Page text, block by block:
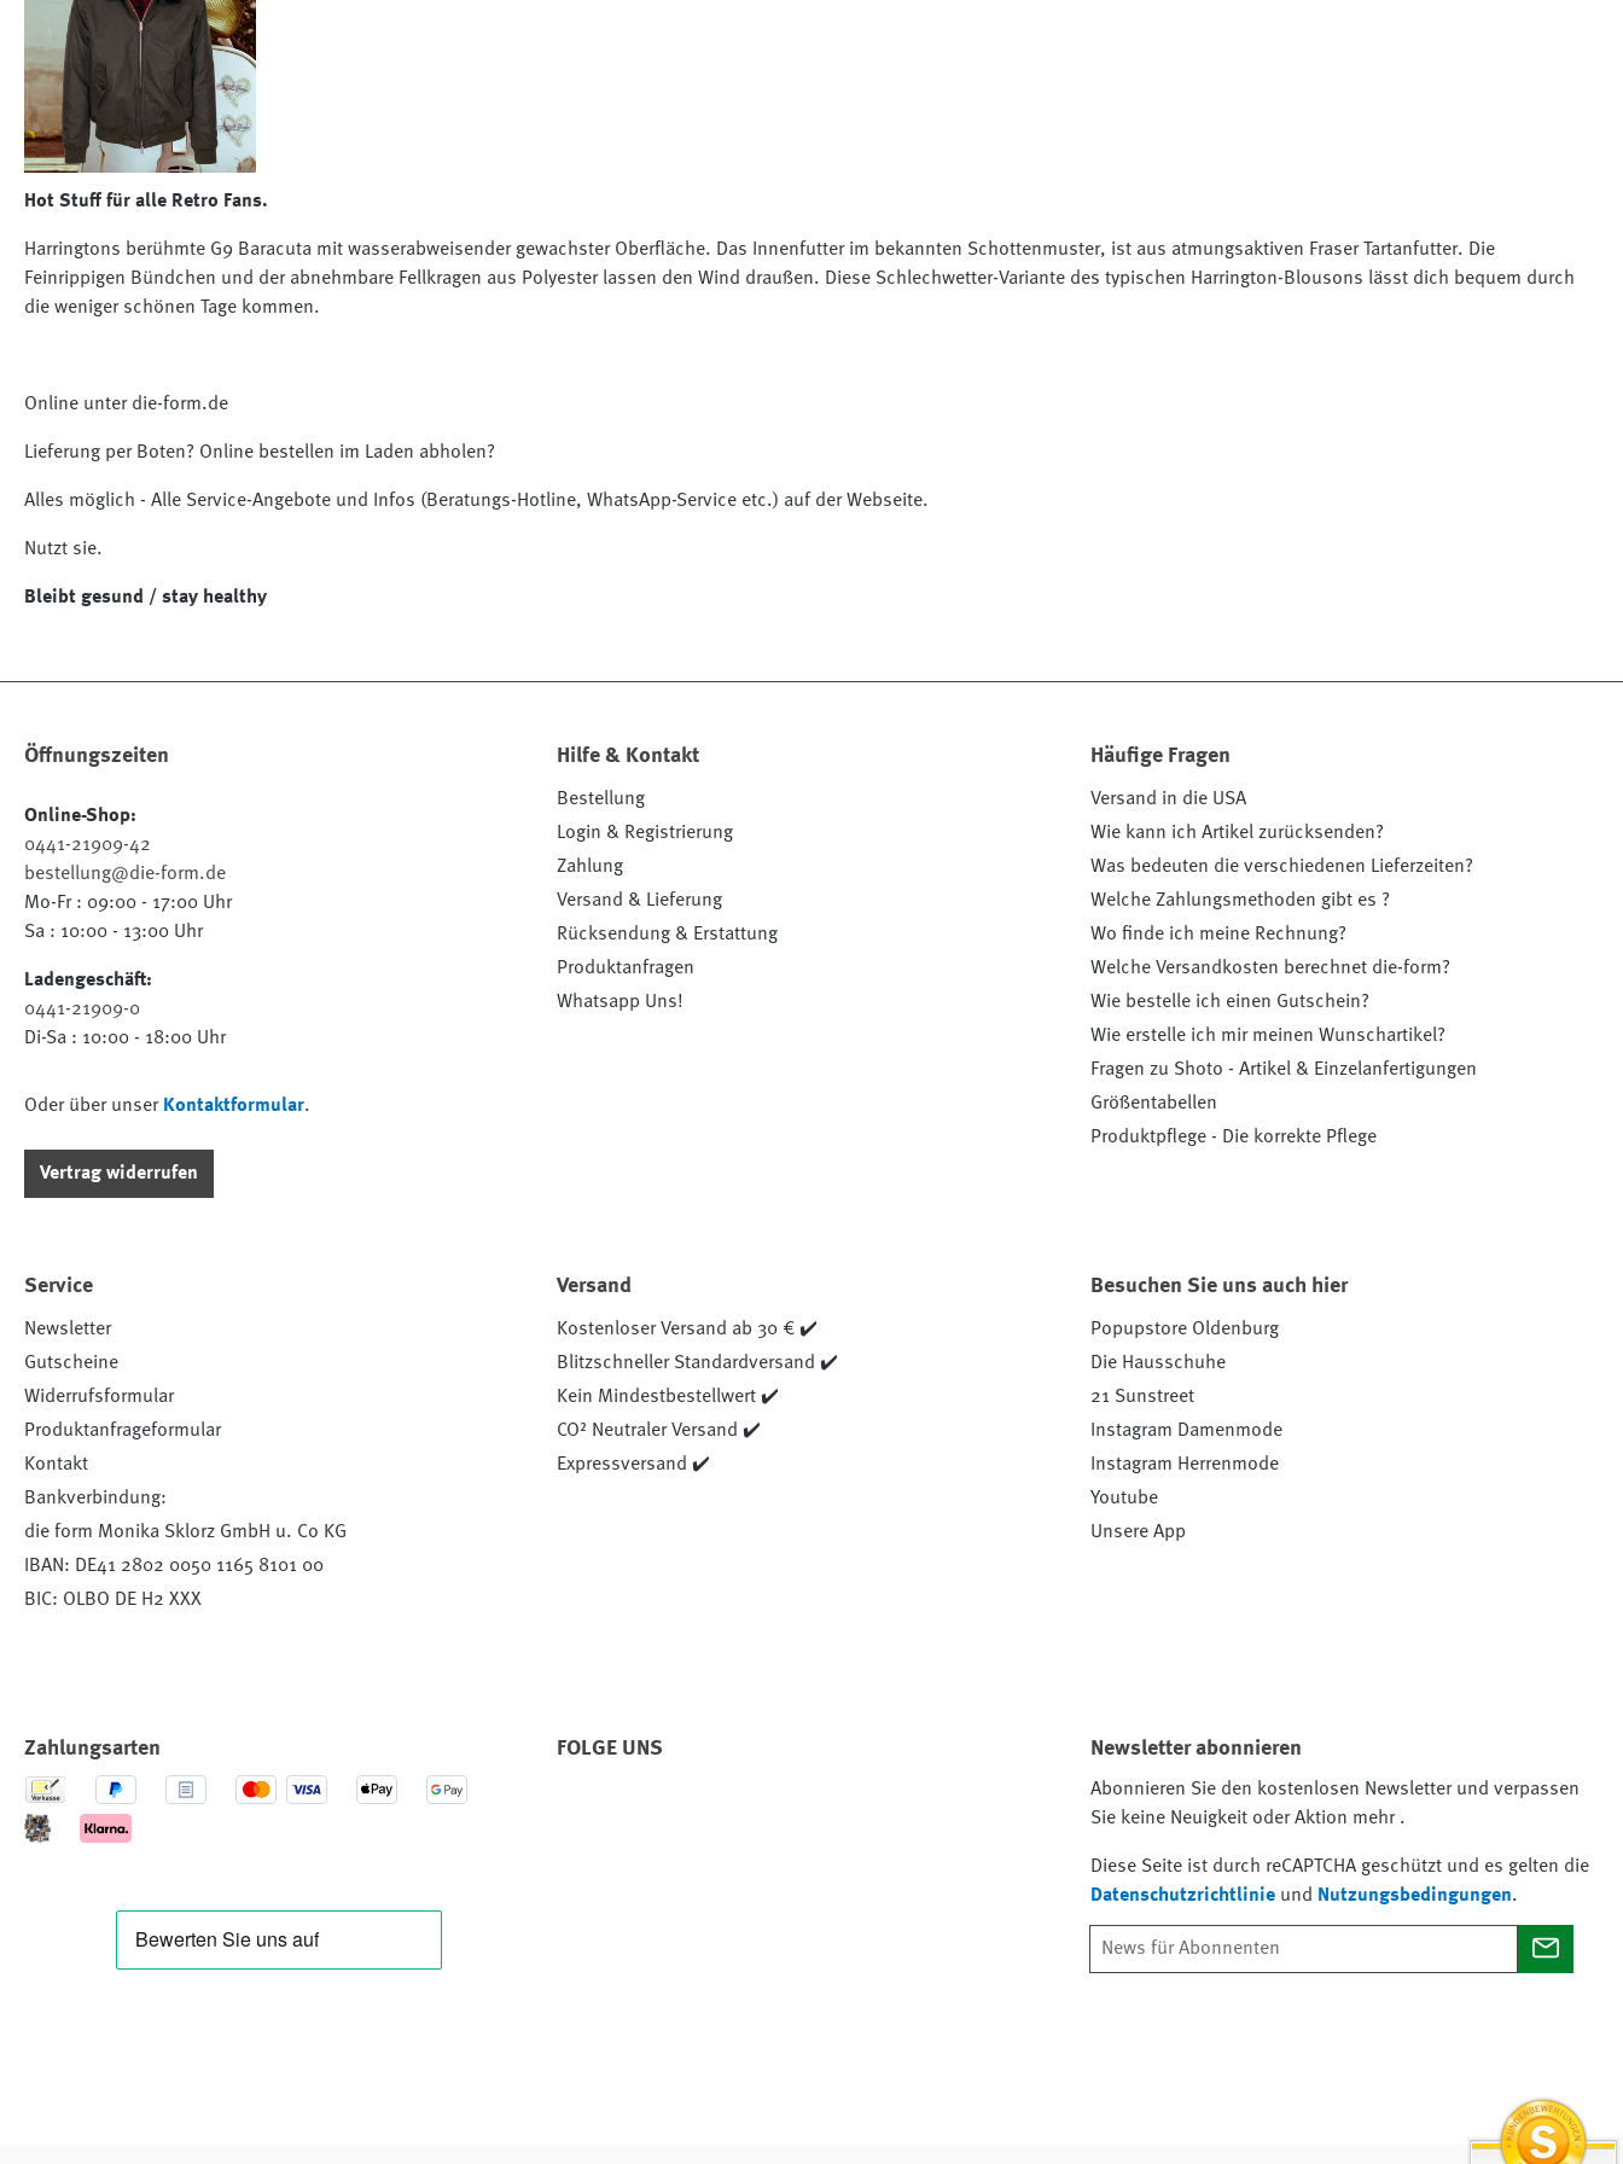
Hot Stuff für alle Retro Fans.
Harringtons berühmte G9 Baracuta mit wasserabweisender gewachster Oberfläche. Das Innenfutter im bekannten Schottenmuster, ist aus atmungsaktiven Fraser Tartanfutter. Die
Feinrippigen Bündchen und der abnehmbare Fellkragen aus Polyester lassen den Wind draußen. Diese Schlechwetter-Variante des typischen Harrington-Blousons lässt dich bequem durch
die weniger schönen Tage kommen.
Online unter die-form.de
Lieferung per Boten? Online bestellen im Laden abholen?
Alles möglich - Alle Service-Angebote und Infos (Beratungs-Hotline, WhatsApp-Service etc.) auf der Webseite.
Nutzt sie.
Bleibt gesund / stay healthy
Öffnungszeiten
Online-Shop:
0441-21909-42
bestellung@die-form.de
Mo-Fr : 09:00 - 17:00 Uhr
Sa : 10:00 - 13:00 Uhr
Ladengeschäft:
0441-21909-0
Di-Sa : 10:00 - 18:00 Uhr
Oder über unser Kontaktformular.
Vertrag widerrufen
Hilfe & Kontakt
Bestellung
Login & Registrierung
Zahlung
Versand & Lieferung
Rücksendung & Erstattung
Produktanfragen
Whatsapp Uns!
Häufige Fragen
Versand in die USA
Wie kann ich Artikel zurücksenden?
Was bedeuten die verschiedenen Lieferzeiten?
Welche Zahlungsmethoden gibt es ?
Wo finde ich meine Rechnung?
Welche Versandkosten berechnet die-form?
Wie bestelle ich einen Gutschein?
Wie erstelle ich mir meinen Wunschartikel?
Fragen zu Shoto - Artikel & Einzelanfertigungen
Größentabellen
Produktpflege - Die korrekte Pflege
Service
Newsletter
Gutscheine
Widerrufsformular
Produktanfrageformular
Kontakt
Bankverbindung:
die form Monika Sklorz GmbH u. Co KG
IBAN: DE41 2802 0050 1165 8101 00
BIC: OLBO DE H2 XXX
Versand
Kostenloser Versand ab 30 € ✔️
Blitzschneller Standardversand ✔️
Kein Mindestbestellwert ✔️
CO² Neutraler Versand ✔️
Expressversand ✔️
Besuchen Sie uns auch hier
Popupstore Oldenburg
Die Hausschuhe
21 Sunstreet
Instagram Damenmode
Instagram Herrenmode
Youtube
Unsere App
Zahlungsarten FOLGE UNS Newsletter abonnieren
Abonnieren Sie den kostenlosen Newsletter und verpassen
Sie keine Neuigkeit oder Aktion mehr .
Diese Seite ist durch reCAPTCHA geschützt und es gelten die
Datenschutzrichtlinieund Nutzungsbedingungen.